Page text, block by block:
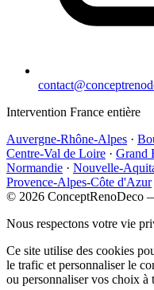
Intervention France entière
Auvergne-Rhône-Alpes ·
Centre-Val de Loire · Grand
Normandie · Nouvelle-
Provence-Alpes-Côte d'Azur
© 2026 ConceptRenoDeco
Nous respectons votre vie
Ce site utilise des cookies
le trafic et personnaliser le
ou personnaliser vos choix à